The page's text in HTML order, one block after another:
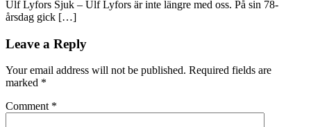
Ulf Lyfors Sjuk – Ulf Lyfors är inte längre med oss. På sin 78-
årsdag gick […]
Leave a Reply
Your email address will not be published. Required fields are
marked *
Comment *